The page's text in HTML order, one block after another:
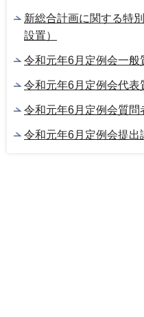
新総合計画に関する特
設置）
令和元年6月定例会一般
令和元年6月定例会代表
令和元年6月定例会質問
令和元年6月定例会提出